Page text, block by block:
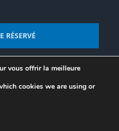
RÉSERVÉ
vous offrir la meilleure
cookies we are using or